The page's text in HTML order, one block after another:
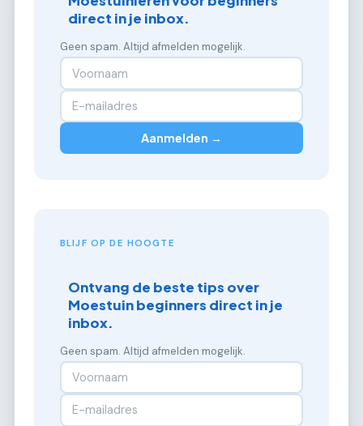
direct in je inbox.
Geen spam. Altijd afmelden mogelijk.
Aanmelden →
BLIJF OP DE HOOGTE
Ontvang de beste tips over
Moestuin beginners direct in je
inbox.
Geen spam. Altijd afmelden mogelijk.